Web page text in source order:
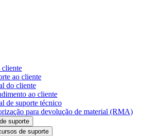
cliente
ao cliente
do cliente
ao cliente
de suporte técnico
para devolução de material (RMA)
suporte
de suporte